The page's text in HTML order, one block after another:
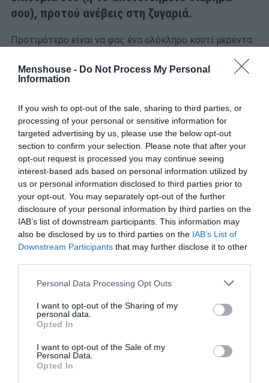
Menshouse - Do Not Process My Personal
Information
If you wish to opt-out of the sale, sharing to third parties, or
processing of your personal or sensitive information for
targeted advertising by us, please use the below opt-out
section to confirm your selection. Please note that after your
opt-out request is processed you may continue seeing
interest-based ads based on personal information utilized by
us or personal information disclosed to third parties prior to
your opt-out. You may separately opt-out of the further
disclosure of your personal information by third parties on the
IAB’s list of downstream participants. This information may
also be disclosed by us to third parties on the IAB’s List of
Downstream Participants that may further disclose it to other
Personal Data Processing Opt Outs
I want to opt-out of the Sharing of my
personal data.
Opted In
I want to opt-out of the Sale of my
Personal Data.
Opted In
σου), προτού ανέβεις στη ζυγαριά.
Προτιμότερο είναι να φας ένα ολόκληρο κουτί μερέντα
στομαχόπονο θα έχεις.
δαύτα; Εχθρός του κακού είναι το χειρότερο. Μπορείτε
να πέσετε και πιο χαμηλά, αρκεί να το πιστέψετε.
Υπάρχουν προτάσεις για να λάβει η παρωδία διαστάσεις
σκανδάλου.
Μπουγάτσα – Ροκφόρ